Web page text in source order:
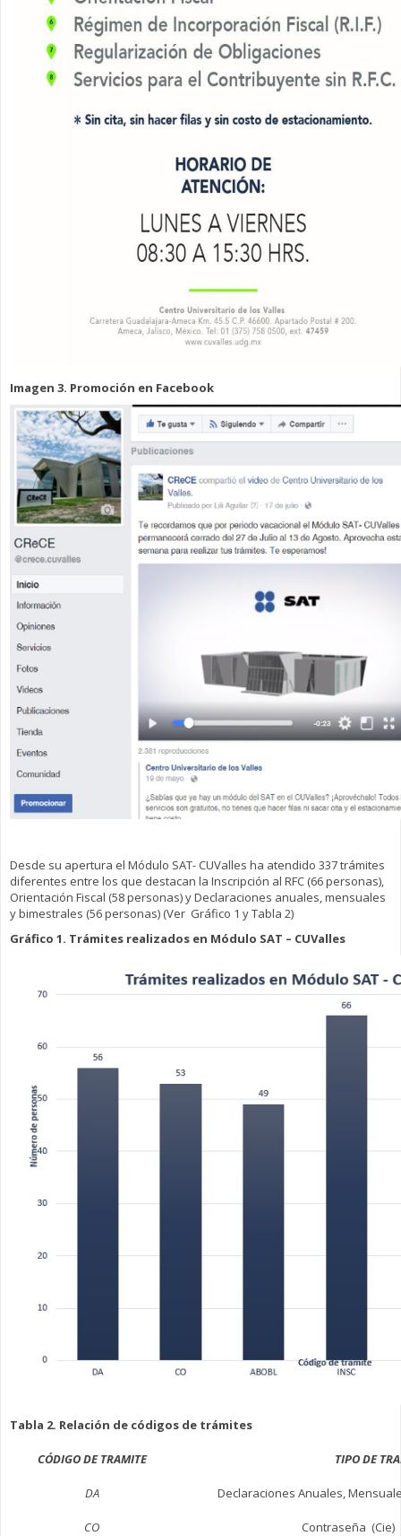
Imagen 3. Promoción en Facebook
Desde su apertura el Módulo SAT- CUValles ha atendido 337 trámites
diferentes entre los que destacan la Inscripción al RFC (66 personas),
Orientación Fiscal (58 personas) y Declaraciones anuales, mensuales
y bimestrales (56 personas) (Ver Gráfico 1 y Tabla 2)
Gráfico 1. Trámites realizados en Módulo SAT – CUValles
Tabla 2. Relación de códigos de trámites
CÓDIGO DE TRAMITE TIPO DE
DA Declaraciones Anuales,
CO Contraseña (Cie)